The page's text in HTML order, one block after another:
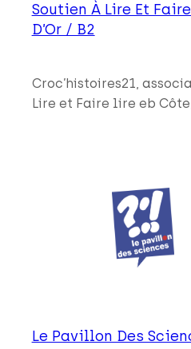
Soutien À Lire Et
D’Or / B2
Croc’histoires21,
Lire et Faire lire eb
Le Pavillon Des